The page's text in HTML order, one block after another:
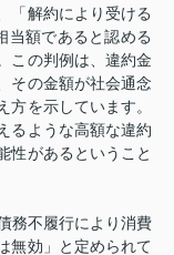
「解約により受ける
当額であると認める
この判例は、違約金
その金額が社会通念
方を示しています。
るような高額な違約
性があるということ
務不履行により消費
無効」と定められて